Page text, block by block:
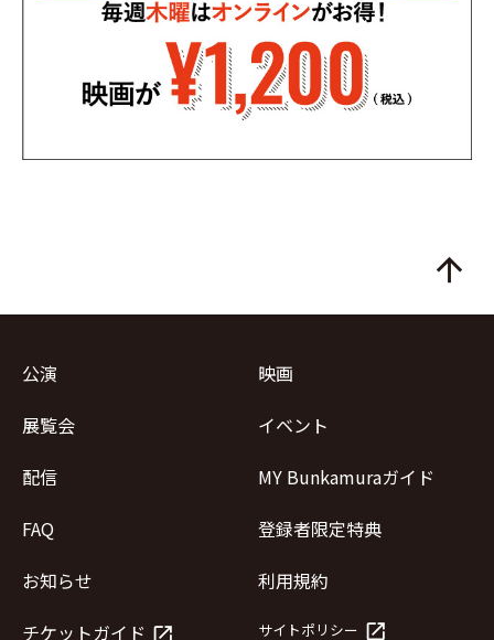
arrow_upward
公演
映画
展覧会
イベント
配信
MY Bunkamuraガイド
FAQ
登録者限定特典
お知らせ
利用規約
チケットガイド launch サイトポリシー launch